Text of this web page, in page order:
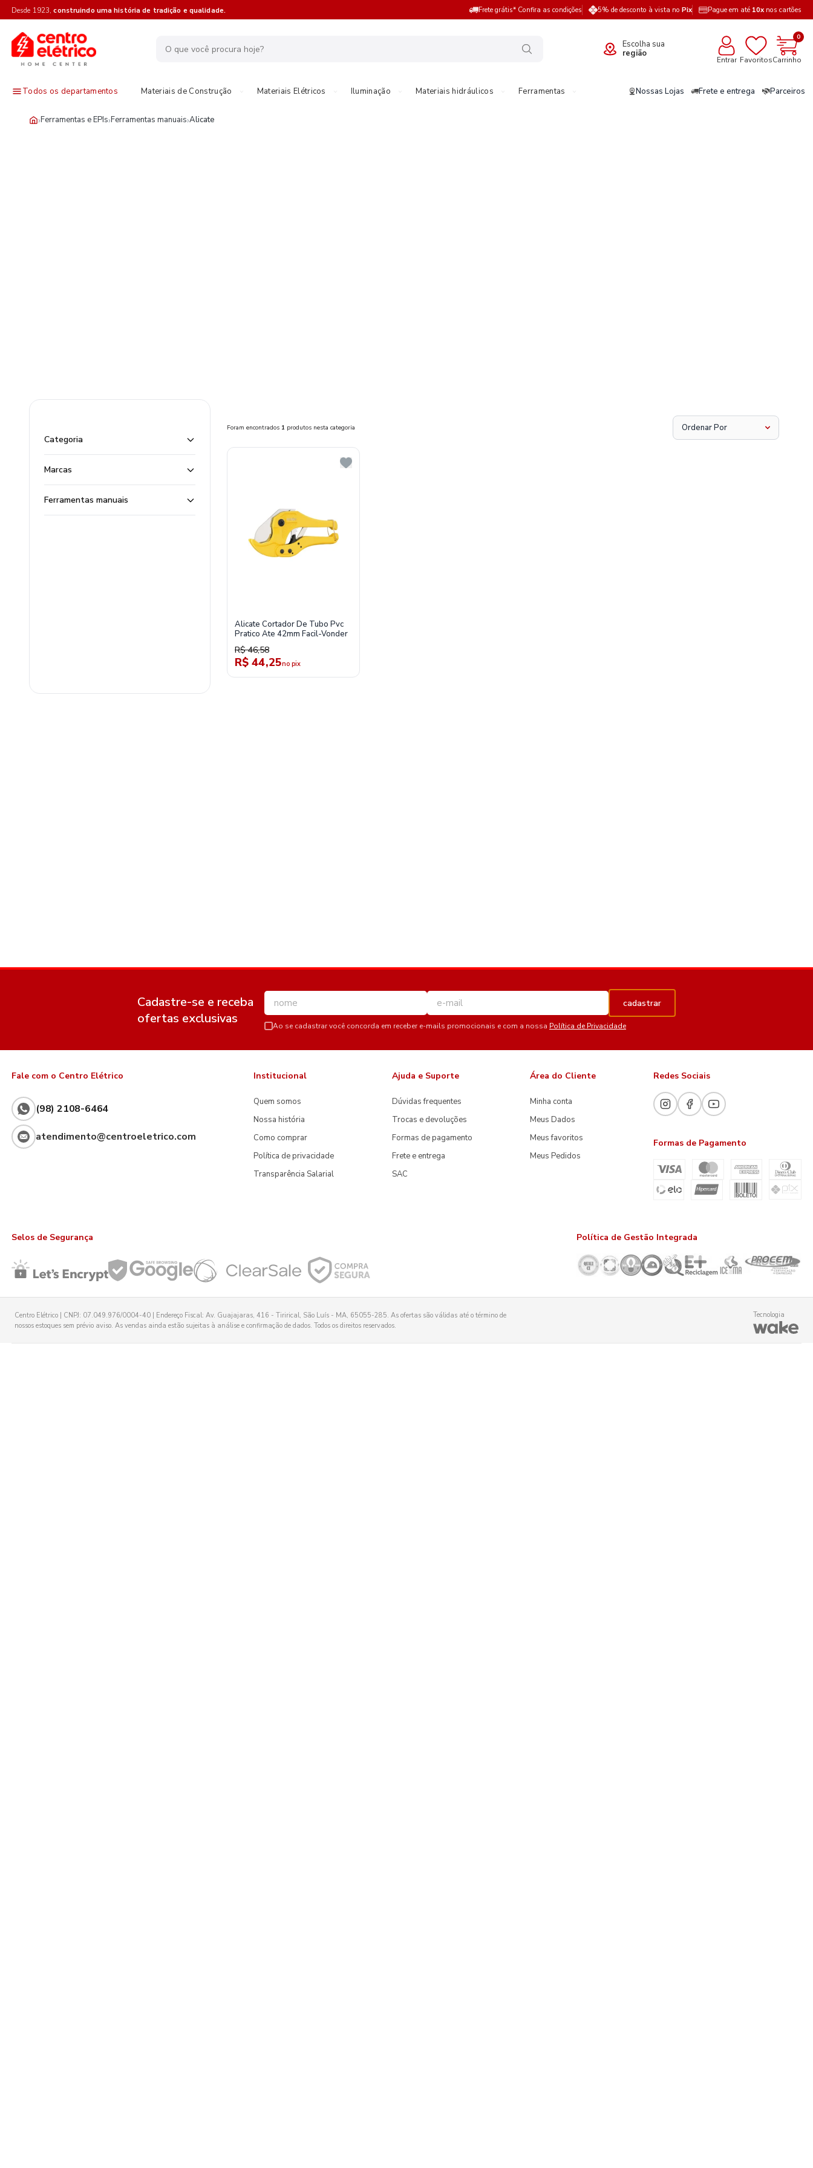
Desde 1923,construindo uma história de tradição e qualidade. Frete grátis* Confira as condições 5% de desconto à vista no Pix Pague em até 10x nos cartões
Escolha sua
região
Entrar Favoritos
0
Carrinho
Todos os departamentos Materiais de Construção Materiais Elétricos Iluminação Materiais hidráulicos Ferramentas Nossas Lojas Frete e entrega Parceiros
›Ferramentas e EPIs›Ferramentas manuais›Alicate
Categoria
Marcas
Ferramentas manuais
Foram encontrados 1 produtos nesta categoria
Alicate Cortador De Tubo Pvc
Pratico Ate 42mm Facil-Vonder
R$ 46,58
R$ 44,25no pix
Cadastre-se e receba
ofertas exclusivas
cadastrar
Ao se cadastrar você concorda em receber e-mails promocionais e com a nossa Política de Privacidade
Fale com o Centro Elétrico
(98) 2108-6464
atendimento@centroeletrico.com
Institucional
Quem somos
Nossa história
Como comprar
Política de privacidade
Transparência Salarial
Ajuda e Suporte
Dúvidas frequentes
Trocas e devoluções
Formas de pagamento
Frete e entrega
SAC
Área do Cliente
Minha conta
Meus Dados
Meus favoritos
Meus Pedidos
Redes Sociais
Formas de Pagamento
Selos de Segurança Política de Gestão Integrada
Centro Elétrico | CNPJ: 07.049.976/0004-40 | Endereço Fiscal: Av. Guajajaras, 416 - Tirirical, São Luís - MA, 65055-285. As ofertas são válidas até o término de
nossos estoques sem prévio aviso. As vendas ainda estão sujeitas à análise e confirmação de dados. Todos os direitos reservados.
Tecnologia